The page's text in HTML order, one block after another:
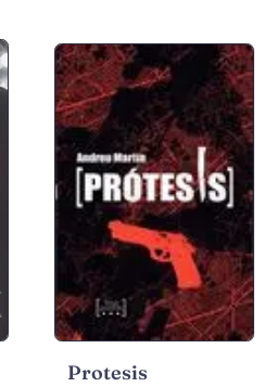
Protesis